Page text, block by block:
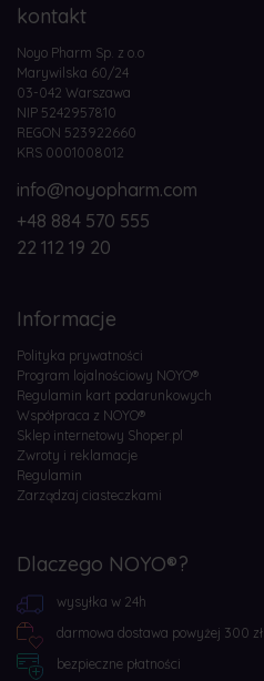
kontakt
Noyo Pharm Sp. z o.o
Marywilska 60/24
03-042 Warszawa
NIP 5242957810
REGON 523922660
KRS 0001008012
info@noyopharm.com
+48 884 570 555
22 112 19 20
Informacje
Polityka prywatności
Program lojalnościowy NOYO®
Regulamin kart podarunkowych
Współpraca z NOYO®
Sklep internetowy Shoper.pl
Zwroty i reklamacje
Regulamin
Zarządzaj ciasteczkami
Dlaczego NOYO®?
wysyłka w 24h
darmowa dostawa powyżej 300 zł
bezpieczne płatności